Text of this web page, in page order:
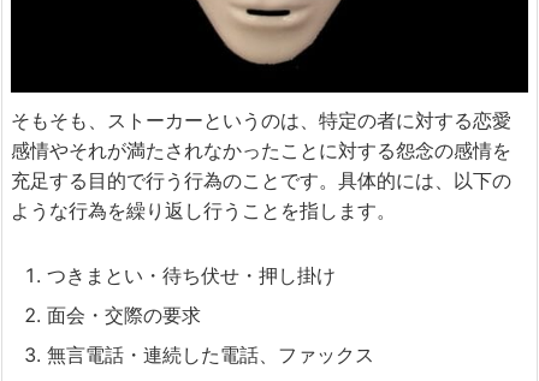
そもそも、ストーカーというのは、特定の者に対する恋愛
感情やそれが満たされなかったことに対する怨念の感情を
充足する目的で行う行為のことです。具体的には、以下の
ような行為を繰り返し行うことを指します。
つきまとい・待ち伏せ・押し掛け
面会・交際の要求
無言電話・連続した電話、ファックス